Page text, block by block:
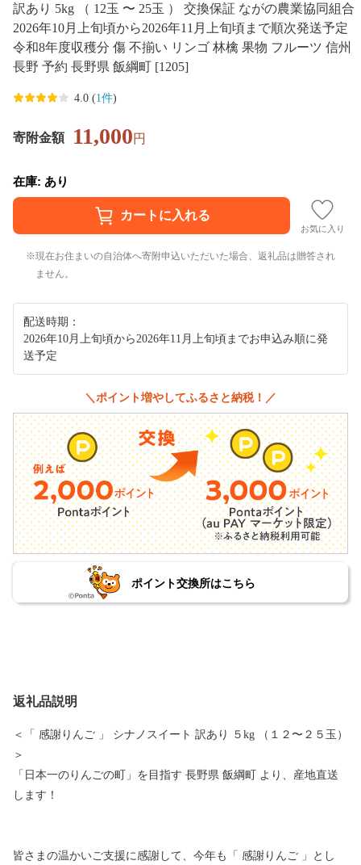
訳あり 5kg （ 12玉 〜 25玉 ） 交換保証 ながの農業協同組合
2026年10月上旬頃から2026年11月上旬頃まで順次発送予定
令和8年度収穫分 傷 不揃い リンゴ 林檎 果物 フルーツ 信州
長野 予約 長野県 飯綱町 [1205]
4.0 (1件)
寄附金額 11,000円
在庫: あり
お気に入り
現在お住まいの自治体へ寄附申込いただいた場合、返礼品は贈答され
ません。
配送時期：
2026年10月上旬頃から2026年11月上旬頃までお申込み順に発
送予定
＼ポイント増やしてふるさと納税！／
ポイント交換所はこちら
返礼品説明
＜「 感謝りんご 」 シナノスイート 訳あり ５kg （１２〜２５玉）
＞
「日本一のりんごの町」を目指す 長野県 飯綱町 より、産地直送
します！
皆さまの温かいご支援に感謝して、今年も「 感謝りんご 」とし